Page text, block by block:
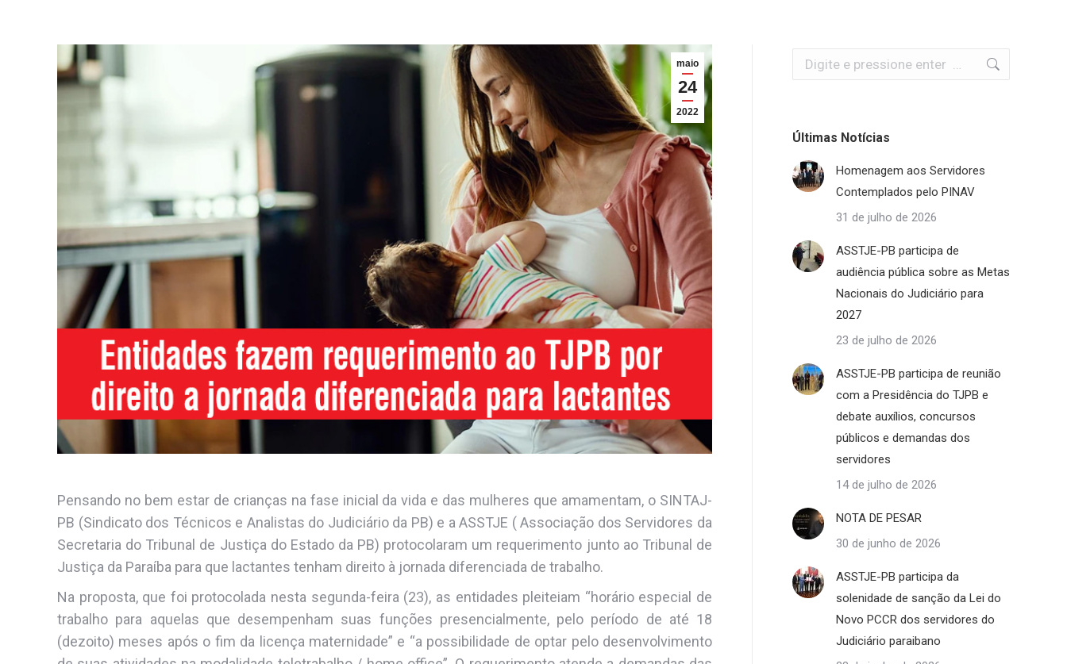
maio
24
2022
Pensando no bem estar de crianças na fase inicial da vida e das mulheres que amamentam, o SINTAJ-
PB (Sindicato dos Técnicos e Analistas do Judiciário da PB) e a ASSTJE ( Associação dos Servidores da
Secretaria do Tribunal de Justiça do Estado da PB) protocolaram um requerimento junto ao Tribunal de
Justiça da Paraíba para que lactantes tenham direito à jornada diferenciada de trabalho.
Na proposta, que foi protocolada nesta segunda-feira (23), as entidades pleiteiam “horário especial de
trabalho para aquelas que desempenham suas funções presencialmente, pelo período de até 18
(dezoito) meses após o fim da licença maternidade” e “a possibilidade de optar pelo desenvolvimento
Search:
Últimas Notícias
Homenagem aos Servidores
Contemplados pelo PINAV
31 de julho de 2026
ASSTJE-PB participa de
audiência pública sobre as Metas
Nacionais do Judiciário para
2027
23 de julho de 2026
ASSTJE-PB participa de reunião
com a Presidência do TJPB e
debate auxílios, concursos
públicos e demandas dos
servidores
14 de julho de 2026
NOTA DE PESAR
30 de junho de 2026
ASSTJE-PB participa da
solenidade de sanção da Lei do
Novo PCCR dos servidores do
Judiciário paraibano